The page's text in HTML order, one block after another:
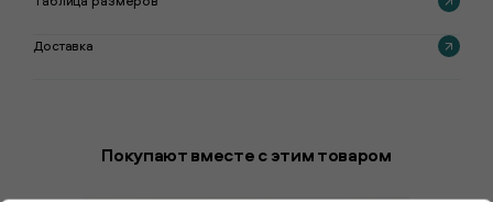
Доставка
Покупают вместе с этим товаром